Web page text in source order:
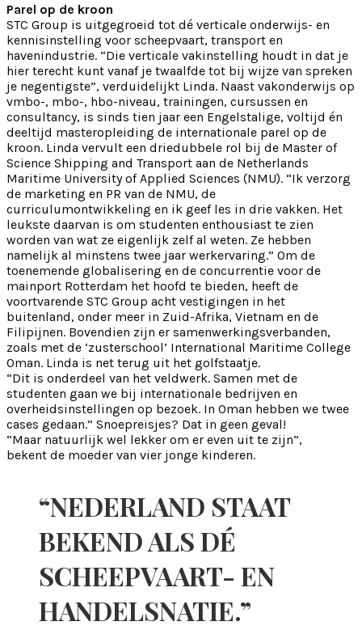
Parel op de kroon
STC Group is uitgegroeid tot dé verticale onderwijs- en
kennisinstelling voor scheepvaart, transport en
havenindustrie. “Die verticale vakinstelling houdt in dat je
hier terecht kunt vanaf je twaalfde tot bij wijze van spreken
je negentigste”, verduidelijkt Linda. Naast vakonderwijs op
vmbo-, mbo-, hbo-niveau, trainingen, cursussen en
consultancy, is sinds tien jaar een Engelstalige, voltijd én
deeltijd masteropleiding de internationale parel op de
kroon. Linda vervult een driedubbele rol bij de Master of
Science Shipping and Transport aan de Netherlands
Maritime University of Applied Sciences (NMU). “Ik verzorg
de marketing en PR van de NMU, de
curriculumontwikkeling en ik geef les in drie vakken. Het
leukste daarvan is om studenten enthousiast te zien
worden van wat ze eigenlijk zelf al weten. Ze hebben
namelijk al minstens twee jaar werkervaring.” Om de
toenemende globalisering en de concurrentie voor de
mainport Rotterdam het hoofd te bieden, heeft de
voortvarende STC Group acht vestigingen in het
buitenland, onder meer in Zuid-Afrika, Vietnam en de
Filipijnen. Bovendien zijn er samenwerkingsverbanden,
zoals met de ‘zusterschool’ International Maritime College
Oman. Linda is net terug uit het golfstaatje.
“Dit is onderdeel van het veldwerk. Samen met de
studenten gaan we bij internationale bedrijven en
overheidsinstellingen op bezoek. In Oman hebben we twee
cases gedaan.” Snoepreisjes? Dat in geen geval!
“Maar natuurlijk wel lekker om er even uit te zijn”,
bekent de moeder van vier jonge kinderen.
“NEDERLAND STAAT
BEKEND ALS DÉ
SCHEEPVAART- EN
HANDELSNATIE.”